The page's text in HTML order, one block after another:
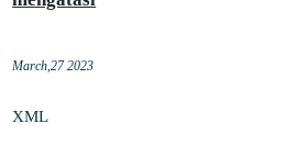
March,27 2023
XML